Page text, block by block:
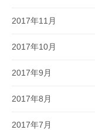
2017年11月
2017年10月
2017年9月
2017年8月
2017年7月